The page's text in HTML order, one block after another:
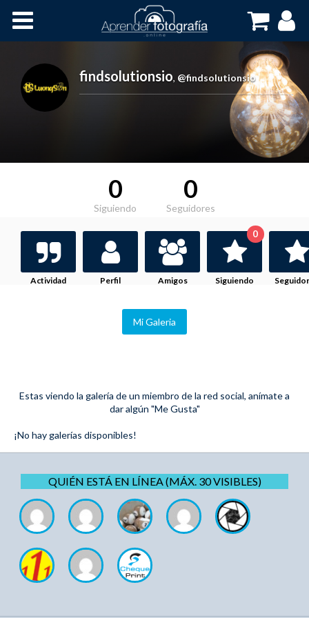
Cursos OnLine
findsolutionsio, @findsolutionsio
0
Siguiendo
0
Seguidores
Actividad Perfil Amigos Siguiendo
0
Mi Galeria
Estas viendo la galería de un miembro de la red social, anímate a
dar algún "Me Gusta"
¡No hay galerías disponibles!
QUIÉN ESTÁ EN LÍNEA (MÁX. 30 VISIBLES)